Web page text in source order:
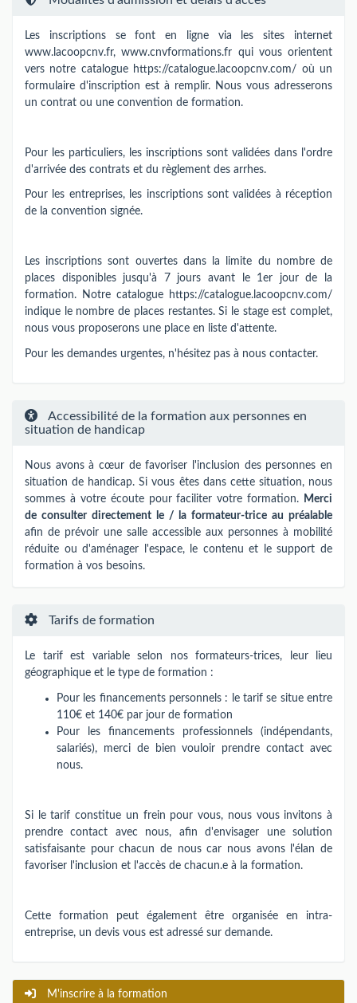
Les inscriptions se font en ligne via les sites internet
www.lacoopcnv.fr, www.cnvformations.fr qui vous orientent
vers notre catalogue https://catalogue.lacoopcnv.com/ où un
formulaire d'inscription est à remplir. Nous vous adresserons
un contrat ou une convention de formation.
Pour les particuliers, les inscriptions sont validées dans l'ordre
d'arrivée des contrats et du règlement des arrhes.
Pour les entreprises, les inscriptions sont validées à réception
de la convention signée.
Les inscriptions sont ouvertes dans la limite du nombre de
places disponibles jusqu'à 7 jours avant le 1er jour de la
formation. Notre catalogue https://catalogue.lacoopcnv.com/
indique le nombre de places restantes. Si le stage est complet,
nous vous proposerons une place en liste d'attente.
Pour les demandes urgentes, n'hésitez pas à nous contacter.
Accessibilité de la formation aux personnes en
situation de handicap
Nous avons à cœur de favoriser l'inclusion des personnes en
situation de handicap. Si vous êtes dans cette situation, nous
sommes à votre écoute pour faciliter votre formation. Merci
de consulter directement le / la formateur-trice au préalable
afin de prévoir une salle accessible aux personnes à mobilité
réduite ou d'aménager l'espace, le contenu et le support de
formation à vos besoins.
Tarifs de formation
Le tarif est variable selon nos formateurs-trices​,​​ leur lieu
géographique et le type de formation :
Pour les financements personnels : le tarif se situe entre
110€ et 140€ par jour de formation
Pour les financements professionnels (indépendants,
salariés), merci de bien vouloir prendre contact avec
nous.
Si le tarif constitue un frein pour vous, nous vous invitons à
prendre contact avec nous, afin d'envisager une solution
satisfaisante pour chacun de nous car nous avons l'élan de
favoriser l'inclusion et l'accès de chacun.e à la formation.
Cette formation peut également être organisée en intra-
entreprise, un devis vous est adressé sur demande.
M'inscrire à la formation